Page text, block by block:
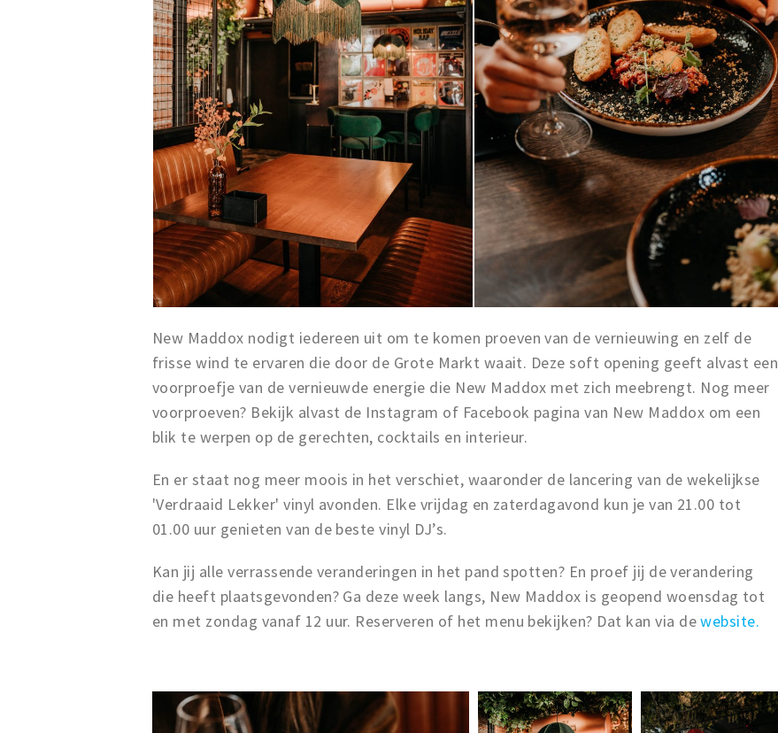
New Maddox nodigt iedereen uit om te komen proeven van de vernieuwing en zelf de
frisse wind te ervaren die door de Grote Markt waait. Deze soft opening geeft alvast een
voorproefje van de vernieuwde energie die New Maddox met zich meebrengt. Nog meer
voorproeven? Bekijk alvast de Instagram of Facebook pagina van New Maddox om een
blik te werpen op de gerechten, cocktails en interieur.
En er staat nog meer moois in het verschiet, waaronder de lancering van de wekelijkse
'Verdraaid Lekker' vinyl avonden. Elke vrijdag en zaterdagavond kun je van 21.00 tot
01.00 uur genieten van de beste vinyl DJ’s.
Kan jij alle verrassende veranderingen in het pand spotten? En proef jij de verandering
die heeft plaatsgevonden? Ga deze week langs, New Maddox is geopend woensdag tot
en met zondag vanaf 12 uur. Reserveren of het menu bekijken? Dat kan via dewebsite.